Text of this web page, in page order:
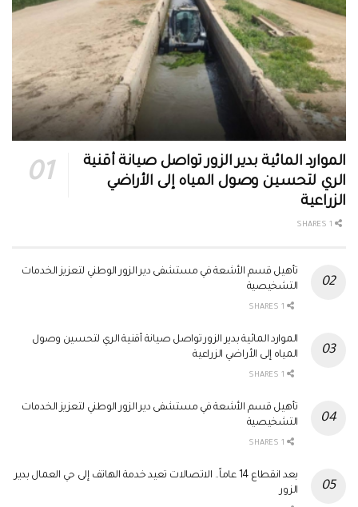
الموارد المائية بدير الزور تواصل صيانة أقنية
الري لتحسين وصول المياه إلى الأراضي
الزراعية
تأهيل قسم الأشعة في مستشفى دير الزور الوطني لتعزيز الخدمات
التشخيصية
الموارد المائية بدير الزور تواصل صيانة أقنية الري لتحسين وصول
المياه إلى الأراضي الزراعية
تأهيل قسم الأشعة في مستشفى دير الزور الوطني لتعزيز الخدمات
التشخيصية
بعد انقطاع 14 عاماً.. الاتصالات تعيد خدمة الهاتف إلى حي العمال بدير
الزور